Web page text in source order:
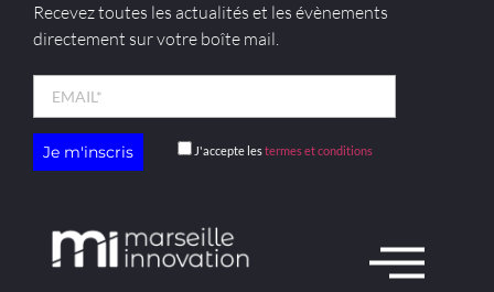
Recevez toutes les actualités et les évènements
directement sur votre boîte mail.
J'accepte lestermes et conditions